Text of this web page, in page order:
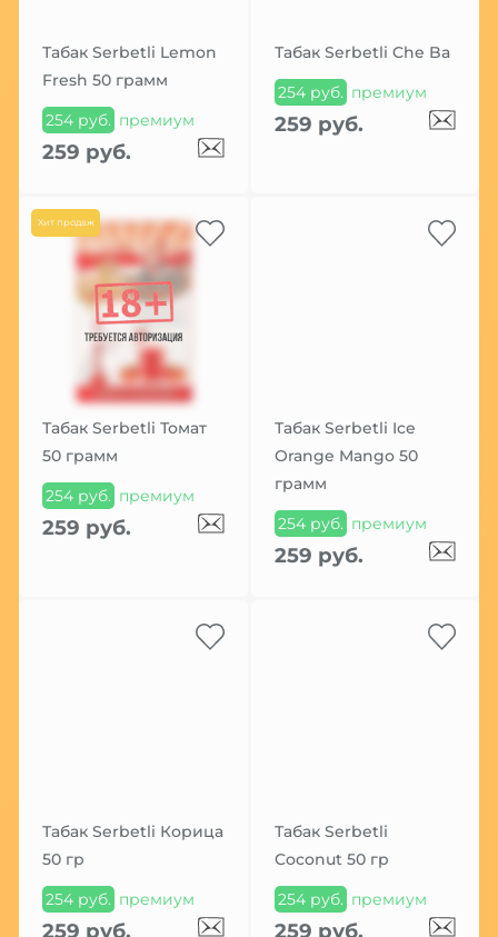
Табак Serbetli Lemon
Fresh 50 грамм
254 руб. премиум
259 руб.
Табак Serbetli Che Ba
254 руб. премиум
259 руб.
Хит продаж
Табак Serbetli Томат
50 грамм
254 руб. премиум
259 руб.
Табак Serbetli Ice
Orange Mango 50
грамм
254 руб. премиум
259 руб.
Табак Serbetli Корица
50 гр
254 руб. премиум
259 руб.
Табак Serbetli
Coconut 50 гр
254 руб. премиум
259 руб.